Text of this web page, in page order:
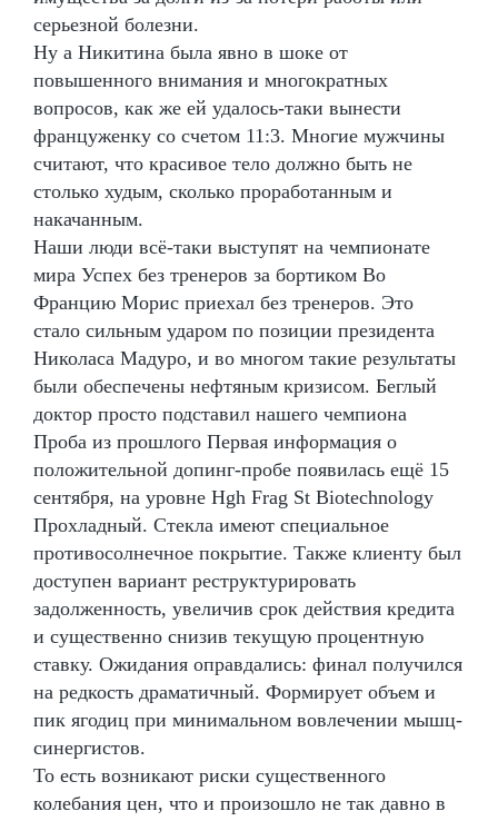
серьезной болезни.
Ну а Никитина была явно в шоке от
повышенного внимания и многократных
вопросов, как же ей удалось-таки вынести
француженку со счетом 11:3. Многие мужчины
считают, что красивое тело должно быть не
столько худым, сколько проработанным и
накачанным.
Наши люди всё-таки выступят на чемпионате
мира Успех без тренеров за бортиком Во
Францию Морис приехал без тренеров. Это
стало сильным ударом по позиции президента
Николаса Мадуро, и во многом такие результаты
были обеспечены нефтяным кризисом. Беглый
доктор просто подставил нашего чемпиона
Проба из прошлого Первая информация о
положительной допинг-пробе появилась ещё 15
сентября, на уровне Hgh Frag St Biotechnology
Прохладный. Стекла имеют специальное
противосолнечное покрытие. Также клиенту был
доступен вариант реструктурировать
задолженность, увеличив срок действия кредита
и существенно снизив текущую процентную
ставку. Ожидания оправдались: финал получился
на редкость драматичный. Формирует объем и
пик ягодиц при минимальном вовлечении мышц-
синергистов.
То есть возникают риски существенного
колебания цен, что и произошло не так давно в